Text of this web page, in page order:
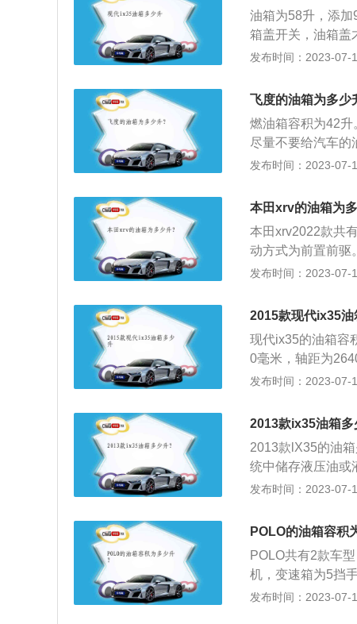
油箱为58升，添
箱盖开关，油箱盖
箱盖上。4、将加
6、为了安全起见
净。7、取下油箱
加油注意事项：1
的关闭以听到卡止
在车内。另外在拿
已经低于1／4，请
发布时间：2023-07-
飞度的油箱为多少
燃油箱容积为42升
尽量不要给汽车的
个跳跃枪中即可。
验，手册中的油
样的误差，是因
而从安全边界到油
升高时膨胀，以免
实际加油量将大于
发布时间：2023-07-
本田xrv的油箱为
本田xrv2022款共
动方式为前置前驱
跑2021款的油箱
油箱底到安全界度
为了保证油箱内
间。如果在加油过
的情况。车主如果
标注着E、F，指
发布时间：2023-07-
2015款现代ix35油
现代ix35的油箱容
0毫米，轴距为
动机，另一款是
前驱版车型也有四
发布时间：2023-07-
2013款ix35油箱多
2013款lX35的油
统中储存液压油或
箱必须有足够大的
板；为了保持油液
箱底部应距地面
油箱容量：汽车油
积量在55到70L之
发布时间：2023-07-
POLO的油箱容积
POLO共有2款车
机，变速箱为5挡
的驱动方式。同级
发布时间：2023-07-